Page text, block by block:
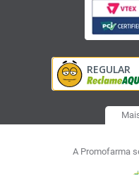
A Promofarma